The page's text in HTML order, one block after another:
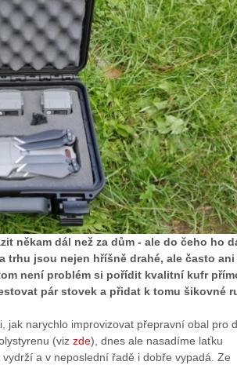
někam dál než za dům - ale do čeho ho
trhu jsou nejen hříšně drahé, ale často ani
není problém si pořídit kvalitní kufr
pár stovek a přidat k tomu šikovné
jak narychlo improvizovat přepravní obal pro
(viz zde), dnes ale nasadíme laťku
a v neposlední řadě i dobře vypadá. Ze